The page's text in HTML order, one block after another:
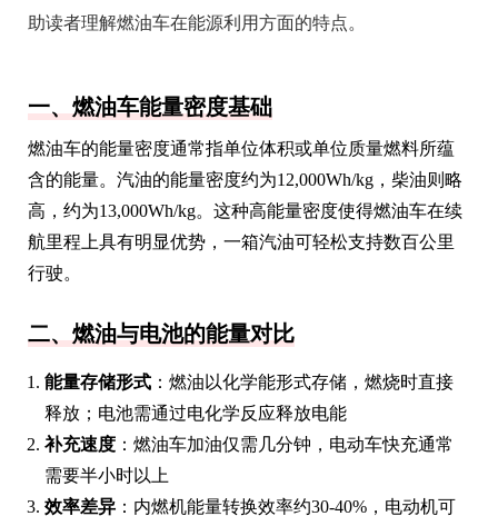
助读者理解燃油车在能源利用方面的特点。
一、燃油车能量密度基础
燃油车的能量密度通常指单位体积或单位质量燃料所蕴
含的能量。汽油的能量密度约为12,000Wh/kg，柴油则略
高，约为13,000Wh/kg。这种高能量密度使得燃油车在续
航里程上具有明显优势，一箱汽油可轻松支持数百公里
行驶。
二、燃油与电池的能量对比
能量存储形式 ：燃油以化学能形式存储，燃烧时直接
释放；电池需通过电化学反应释放电能
补充速度 ：燃油车加油仅需几分钟，电动车快充通常
需要半小时以上
效率差异 ：内燃机能量转换效率约30-40%，电动机可